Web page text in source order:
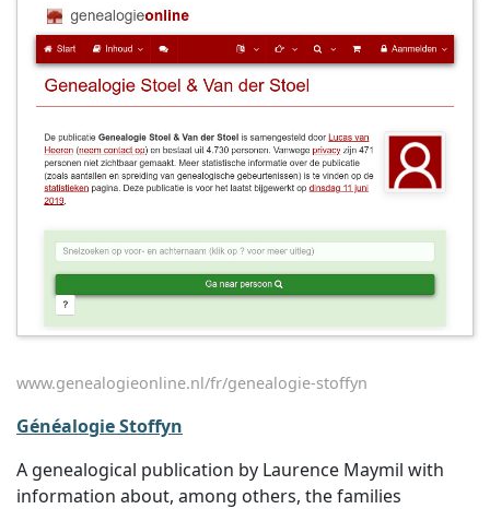
www.genealogieonline.nl/fr/genealogie-stoffyn
Généalogie Stoffyn
A genealogical publication by Laurence Maymil with
information about, among others, the families